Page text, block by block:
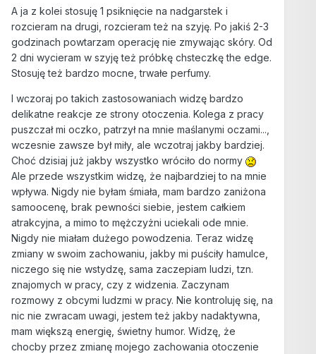
A ja z kolei stosuję 1 psiknięcie na nadgarstek i
rozcieram na drugi, rozcieram też na szyję. Po jakiś 2-3
godzinach powtarzam operację nie zmywając skóry. Od
2 dni wycieram w szyję też próbkę chsteczkę the edge.
Stosuję też bardzo mocne, trwałe perfumy.
I wczoraj po takich zastosowaniach widzę bardzo
delikatne reakcje ze strony otoczenia. Kolega z pracy
puszczał mi oczko, patrzył na mnie maślanymi oczami...,
wczesnie zawsze był miły, ale wczotraj jakby bardziej.
Choć dzisiaj już jakby wszystko wróciło do normy
Ale przede wszystkim widzę, że najbardziej to na mnie
wpływa. Nigdy nie byłam śmiała, mam bardzo zaniżona
samoocenę, brak pewności siebie, jestem całkiem
atrakcyjna, a mimo to mężczyżni uciekali ode mnie.
Nigdy nie miałam dużego powodzenia. Teraz widzę
zmiany w swoim zachowaniu, jakby mi puściły hamulce,
niczego się nie wstydzę, sama zaczepiam ludzi, tzn.
znajomych w pracy, czy z widzenia. Zaczynam
rozmowy z obcymi ludzmi w pracy. Nie kontroluję się, na
nic nie zwracam uwagi, jestem też jakby nadaktywna,
mam większą energię, świetny humor. Widzę, że
chocby przez zmianę mojego zachowania otoczenie